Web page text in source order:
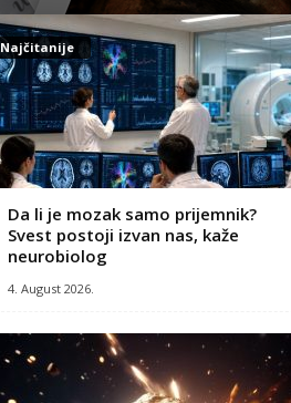
Najčitanije
Da li je mozak samo prijemnik?
Svest postoji izvan nas, kaže
neurobiolog
4. August 2026.